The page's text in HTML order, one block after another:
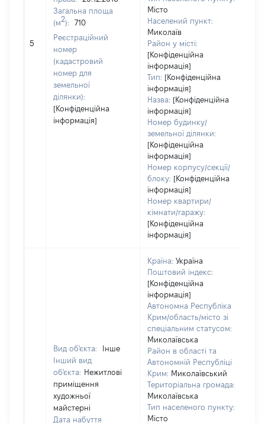
5
Загальна площа
(м2):
710
Реєстраційний
номер
(кадастровий
номер для
земельної
ділянки):
[Конфіденційна
інформація]
Місто
Населений пункт:
Миколаїв
Район у місті:
[Конфіденційна
інформація]
Тип: [Конфіденційна
інформація]
Назва: [Конфіденційна
інформація]
Номер будинку/
земельної ділянки:
[Конфіденційна
інформація]
Номер корпусу/секції/
блоку: [Конфіденційна
інформація]
Номер квартири/
кімнати/гаражу:
[Конфіденційна
інформація]
Вид об'єкта:
Інше
Інший вид
об'єкта: Нежитлові
приміщення
художньої
майстерні
Дата набуття
Країна: Україна
Поштовий індекс:
[Конфіденційна
інформація]
Автономна Республіка
Крим/область/місто зі
спеціальним статусом:
Миколаївська
Район в області та
Автономній Республіці
Крим: Миколаївський
Територіальна громада:
Миколаївська
Тип населеного пункту:
Місто